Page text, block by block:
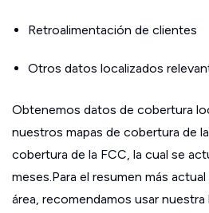
Retroalimentación de clientes
Otros datos localizados
Obtenemos datos de cobertura
nuestros mapas de cobertura de
cobertura de la FCC, la cual se
meses.Para el resumen más
área, recomendamos usar nuestra